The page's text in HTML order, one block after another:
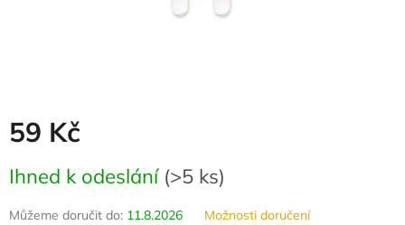
59 Kč
cena:
Ihned k odeslání (>5 ks)
Můžeme doručit do: 11.8.2026 Možnosti doručení